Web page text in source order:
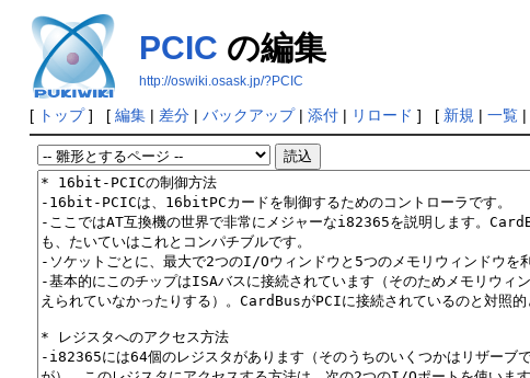
PCIC の編集
http://oswiki.osask.jp/?PCIC
[ トップ] [ 編集| 差分| バックアップ| 添付| リロード ] [ 新規 | 一覧|